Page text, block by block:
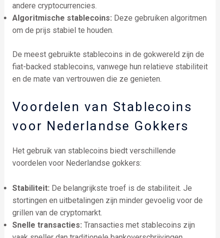
andere cryptocurrencies.
Algoritmische stablecoins: Deze gebruiken algoritmen
om de prijs stabiel te houden.
De meest gebruikte stablecoins in de gokwereld zijn de
fiat-backed stablecoins, vanwege hun relatieve stabiliteit
en de mate van vertrouwen die ze genieten.
Voordelen van Stablecoins
voor Nederlandse Gokkers
Het gebruik van stablecoins biedt verschillende
voordelen voor Nederlandse gokkers:
Stabiliteit: De belangrijkste troef is de stabiliteit. Je
stortingen en uitbetalingen zijn minder gevoelig voor de
grillen van de cryptomarkt.
Snelle transacties: Transacties met stablecoins zijn